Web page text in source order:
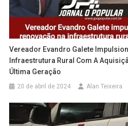
Vereador Evandro Galete
Infraestrutura Rural Com A
Última Geração
20 de abril de 2024 Alan Teixeira